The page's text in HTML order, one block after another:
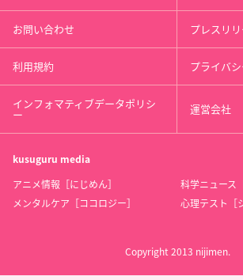
お問い合わせ プレスリ
利用規約 プライバ
インフォマティブデータポリシ
ー 運営会社
kusuguru media
アニメ情報［にじめん］
科学ニュース
メンタルケア［ココロジー］
心理テスト［
Copyright 2013 nijimen.